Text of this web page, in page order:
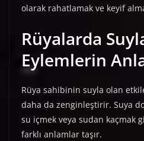
olarak rahatlamak ve keyif
Rüyalarda
Eylemlerin
Rüya sahibinin suyla olan
daha da zenginleştirir. Suya
su içmek veya sudan kaçmak
farklı anlamlar taşır.